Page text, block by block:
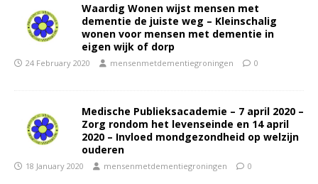
Waardig Wonen wijst mensen met
dementie de juiste weg – Kleinschalig
wonen voor mensen met dementie in
eigen wijk of dorp
24 February 2020 mensenmetdementiegroningen 0
Medische Publieksacademie – 7 april 2020 –
Zorg rondom het levenseinde en 14 april
2020 – Invloed mondgezondheid op welzijn
ouderen
18 January 2020 mensenmetdementiegroningen 0